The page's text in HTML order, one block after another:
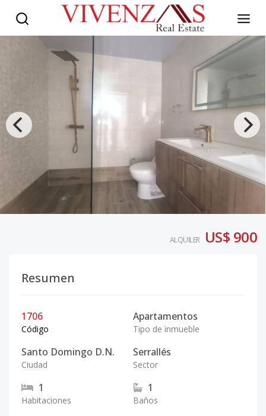
ALQUILER US$ 900
Resumen
1706
Código
Apartamentos
Tipo de inmueble
Santo Domingo D.N.
Ciudad
Serrallés
Sector
1
Habitaciones
1
Baños